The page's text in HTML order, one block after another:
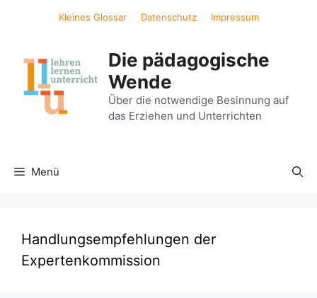
Kleines Glossar Datenschutz Impressum
Die pädagogische
Wende
Über die notwendige Besinnung auf
das Erziehen und Unterrichten
Menü
Handlungsempfehlungen der
Expertenkommission